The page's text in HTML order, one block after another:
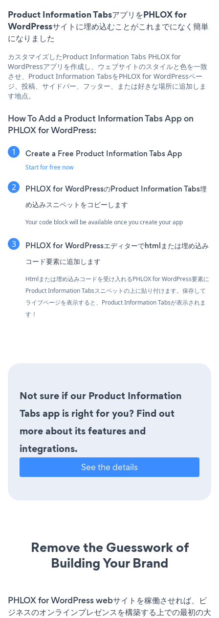
Product Information TabsアプリをPHLOX for
WordPressサイトに埋め込むことがこれまでになく簡単
になりました
カスタマイズしたProduct Information Tabs PHLOX for
WordPressアプリを作成し、ウェブサイトのスタイルと色を一致
させ、Product Information TabsをPHLOX for WordPressペー
ジ、投稿、サイドバー、フッター、または好きな場所に追加しま
す地点。
How To Add a Product Information Tabs App on
PHLOX for WordPress:
Create a Free Product Information Tabs App
Start for free now
PHLOX for WordPressのProduct Information Tabs埋
め込みスニペットをコピーします
Your code block will be available once you create your app
PHLOX for WordPressエディターでhtmlまたは埋め込み
コード要素に追加します
Htmlまたは埋め込みコードを受け入れるPHLOX for WordPress要素に
Product Information Tabsスニペットの上に貼り付けます。保存して
ライブページを表示すると、Product Information Tabsが表示されま
す！
Not sure if our Product Information
Tabs app is right for you? Find out
more about its features and
integrations.
See the details
Remove the Guesswork of
Building Your Brand
PHLOX for WordPress webサイトを稼働させれば、ビ
ジネスのオンラインプレゼンスを構築する上での最初の大